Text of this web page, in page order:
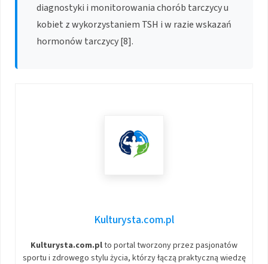
diagnostyki i monitorowania chorób tarczycy u
kobiet z wykorzystaniem TSH i w razie wskazań
hormonów tarczycy [8].
Kulturysta.com.pl
Kulturysta.com.plto portal tworzony przez pasjonatów
sportu i zdrowego stylu życia, którzy łączą praktyczną wiedzę